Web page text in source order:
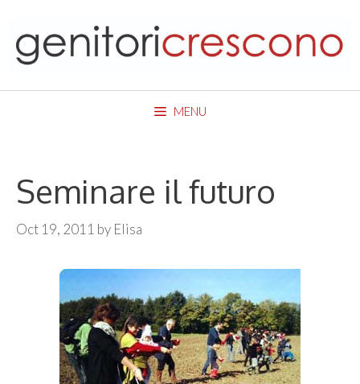
content
MENU
Seminare il futuro
Oct 19, 2011 by Elisa